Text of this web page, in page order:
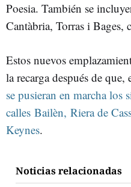
Poesia. También se
Cantàbria, Torras i Bages,
Estos nuevos
la recarga después de
se pusieran en marcha los
calles Bailèn, Riera de
Keynes.
Noticias relacionadas